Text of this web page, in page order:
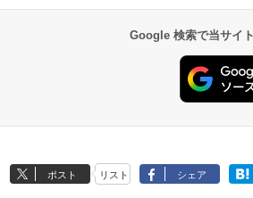
Google 検索で当サイ
ポスト リスト シェア